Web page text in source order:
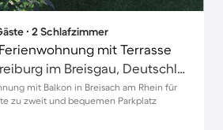
∙ 2 Schlafzimmer
mit Terrasse
Munzingen, Freiburg im Breisgau, Deutschland
mit Balkon in Breisach am Rhein für
zu zweit und bequemen Parkplatz